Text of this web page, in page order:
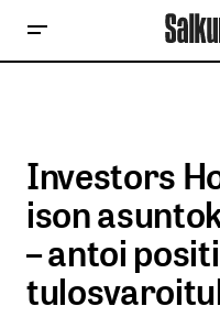
Investors
ison
– antoi